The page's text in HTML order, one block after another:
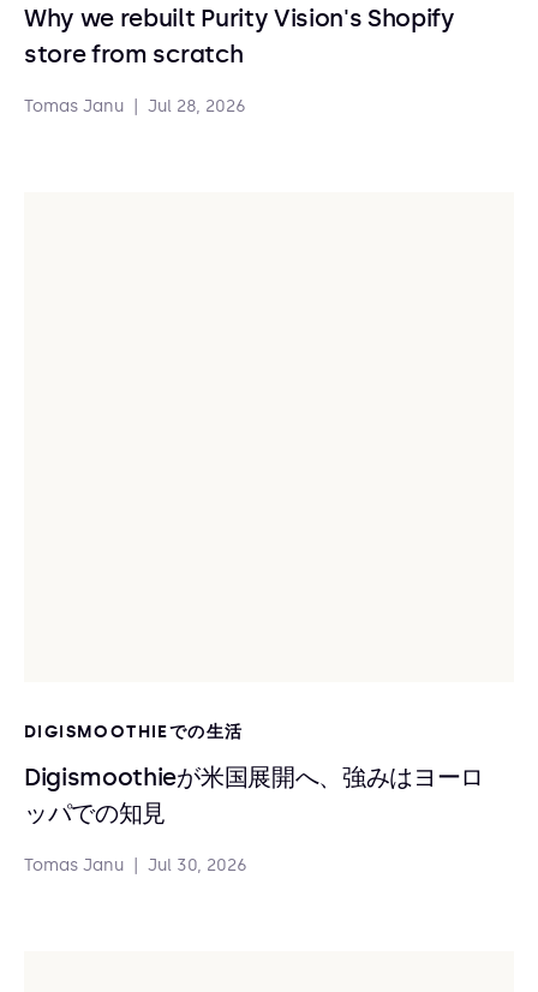
Why we rebuilt Purity Vision's Shopify
store from scratch
Tomas Janu Jul 28, 2026
DIGISMOOTHIEでの生活
Digismoothieが米国展開へ、強みはヨーロ
ッパでの知見
Tomas Janu Jul 30, 2026